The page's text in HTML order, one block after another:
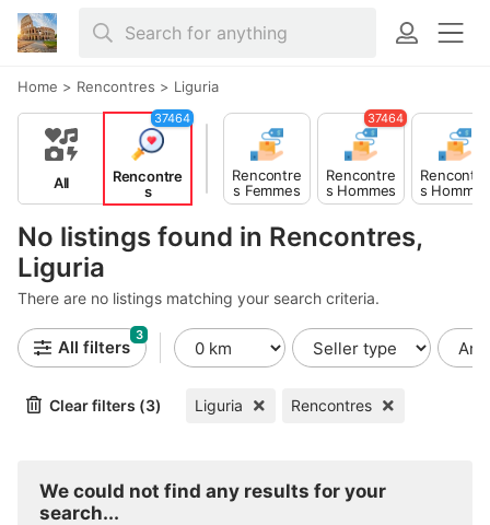
Home > Rencontres > Liguria
No listings found in Rencontres,
Liguria
There are no listings matching your search criteria.
All
Rencontre
s
37464
Rencontre
s Femmes
> Hommes
Rencontre
s Hommes
> Femmes
37464
Rencontre
s Hommes
>
All filters
3
Clear filters (3) Liguria Rencontres
We could not find any results for your
search...